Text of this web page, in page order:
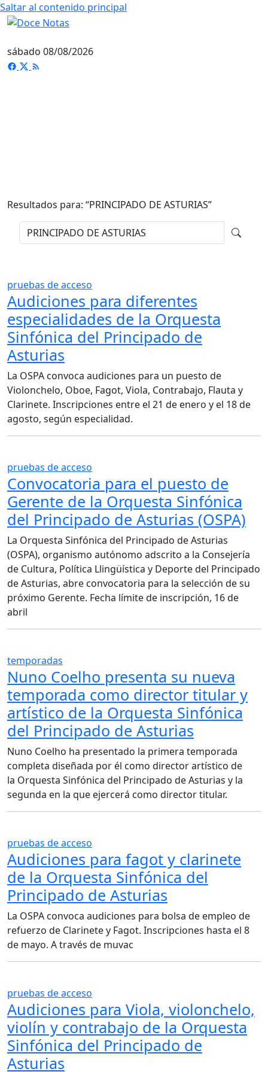
Saltar al contenido principal
sábado 08/08/2026
Resultados para: “PRINCIPADO DE ASTURIAS”
pruebas de acceso
Audiciones para diferentes
especialidades de la Orquesta
Sinfónica del Principado de
Asturias
La OSPA convoca audiciones para un puesto de
Violonchelo, Oboe, Fagot, Viola, Contrabajo, Flauta y
Clarinete. Inscripciones entre el 21 de enero y el 18 de
agosto, según especialidad.
pruebas de acceso
Convocatoria para el puesto de
Gerente de la Orquesta Sinfónica
del Principado de Asturias (OSPA)
La Orquesta Sinfónica del Principado de Asturias
(OSPA), organismo autónomo adscrito a la Consejería
de Cultura, Política Llingüística y Deporte del Principado
de Asturias, abre convocatoria para la selección de su
próximo Gerente. Fecha límite de inscripción, 16 de
abril
temporadas
Nuno Coelho presenta su nueva
temporada como director titular y
artístico de la Orquesta Sinfónica
del Principado de Asturias
Nuno Coelho ha presentado la primera temporada
completa diseñada por él como director artístico de
la Orquesta Sinfónica del Principado de Asturias y la
segunda en la que ejercerá como director titular.
pruebas de acceso
Audiciones para fagot y clarinete
de la Orquesta Sinfónica del
Principado de Asturias
La OSPA convoca audiciones para bolsa de empleo de
refuerzo de Clarinete y Fagot. Inscripciones hasta el 8
de mayo. A través de muvac
pruebas de acceso
Audiciones para Viola, violonchelo,
violín y contrabajo de la Orquesta
Sinfónica del Principado de
Asturias